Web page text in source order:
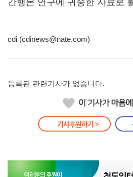
cdi (cdinews@nate.com)
등록된 관련기사가 없습니다.